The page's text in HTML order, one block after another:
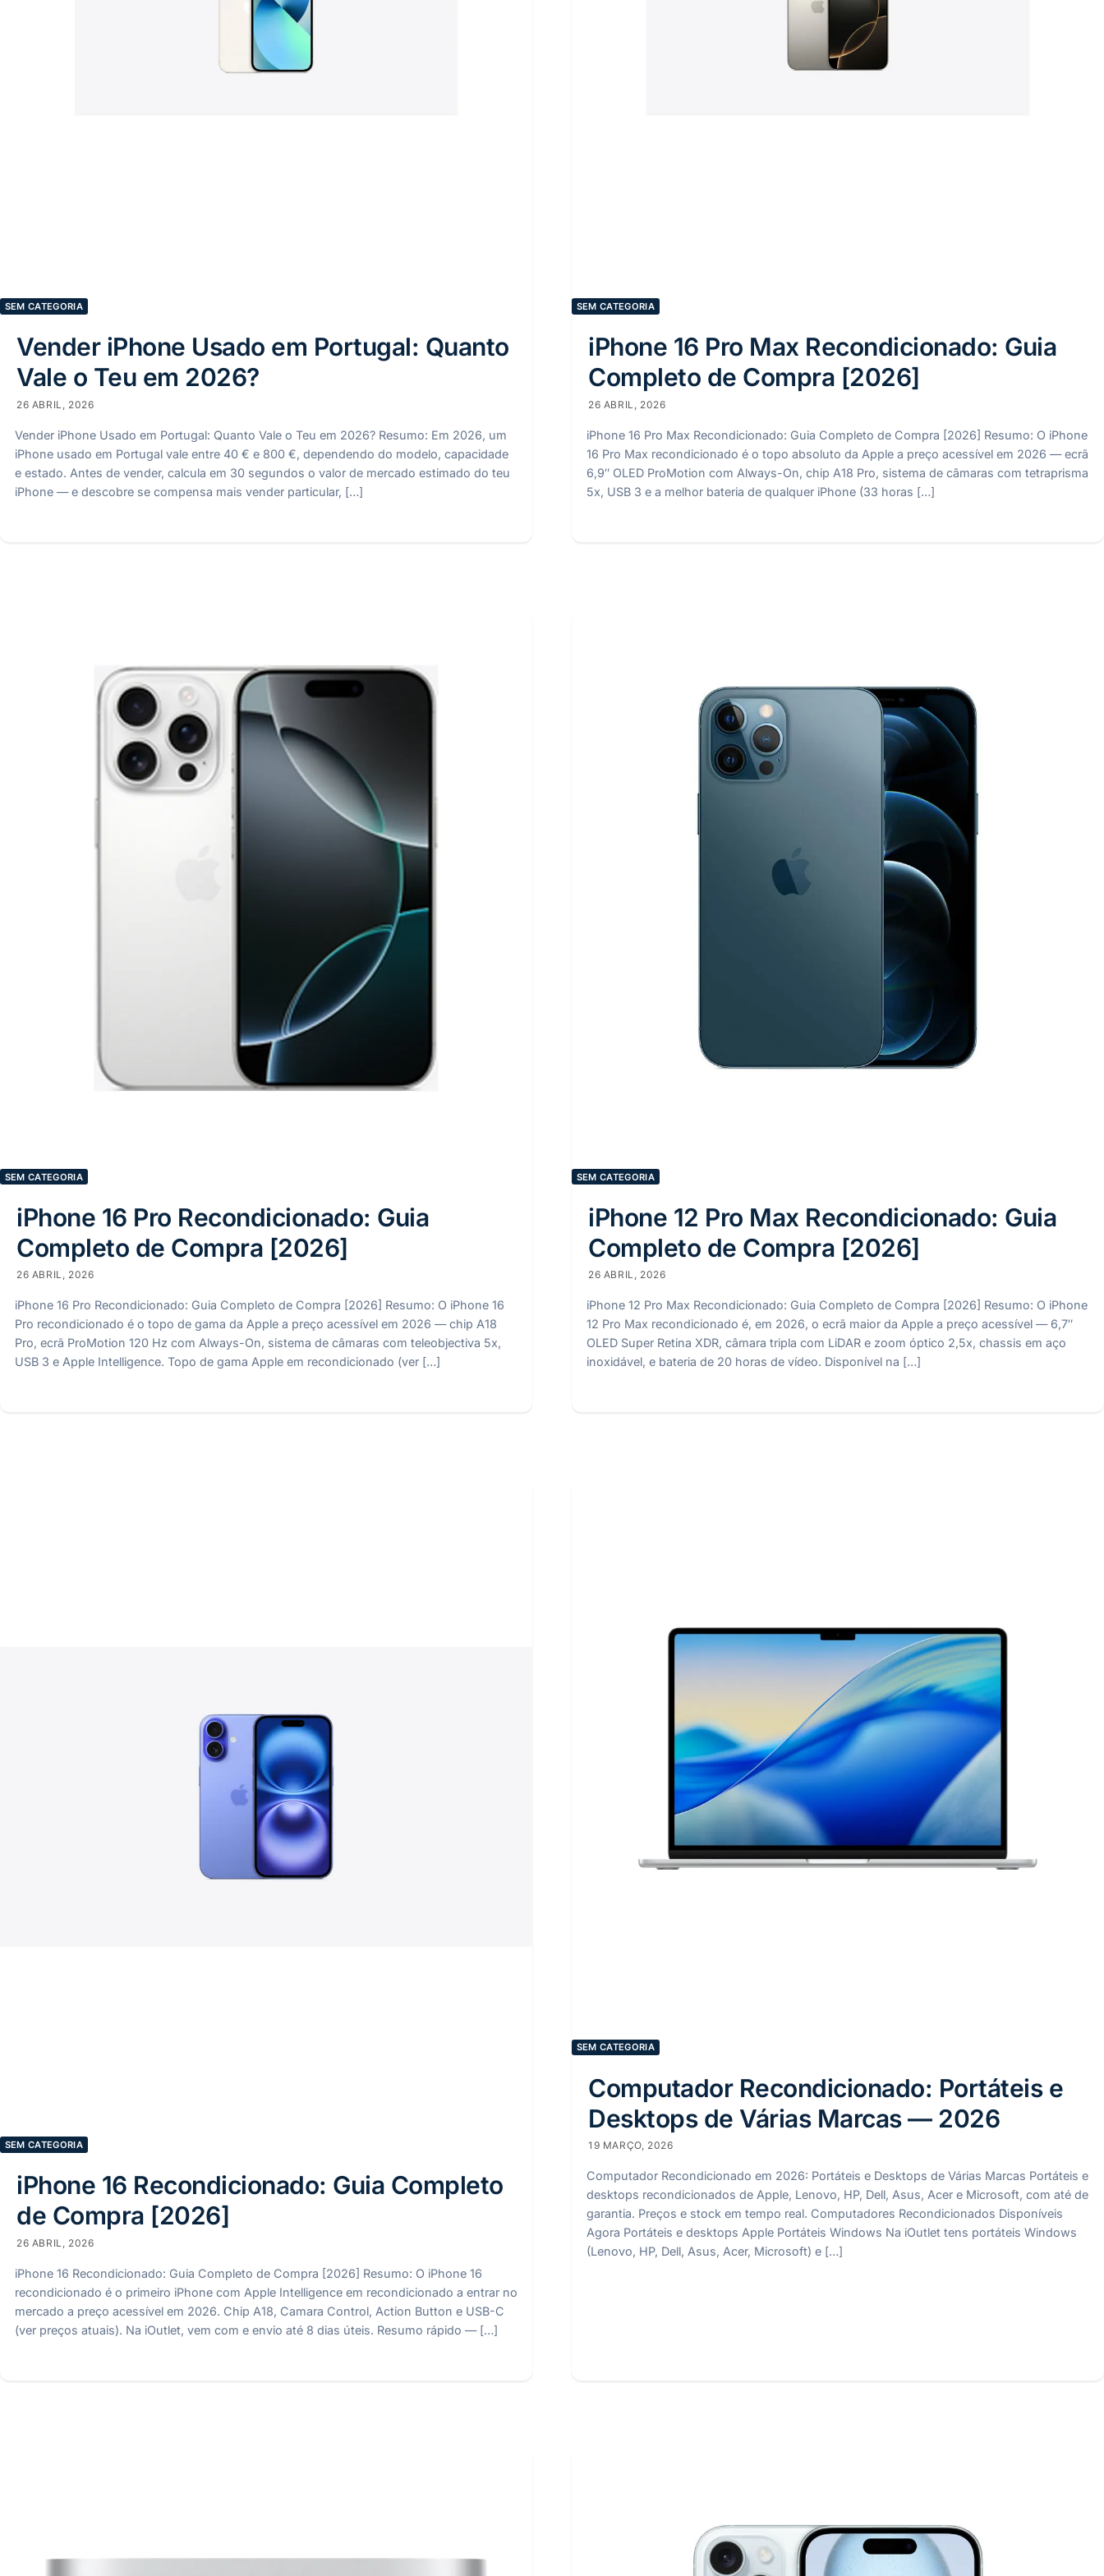
SEM CATEGORIA
Vender iPhone Usado em Portugal: Quanto
Vale o Teu em 2026?
26 ABRIL, 2026
Vender iPhone Usado em Portugal: Quanto Vale o Teu em 2026? Resumo: Em 2026, um
iPhone usado em Portugal vale entre 40 € e 800 €, dependendo do modelo, capacidade
e estado. Antes de vender, calcula em 30 segundos o valor de mercado estimado do teu
iPhone — e descobre se compensa mais vender particular, […]
SEM CATEGORIA
iPhone 16 Pro Max Recondicionado: Guia
Completo de Compra [2026]
26 ABRIL, 2026
iPhone 16 Pro Max Recondicionado: Guia Completo de Compra [2026] Resumo: O iPhone
16 Pro Max recondicionado é o topo absoluto da Apple a preço acessível em 2026 — ecrã
6,9″ OLED ProMotion com Always-On, chip A18 Pro, sistema de câmaras com tetraprisma
5x, USB 3 e a melhor bateria de qualquer iPhone (33 horas […]
SEM CATEGORIA
iPhone 16 Pro Recondicionado: Guia
Completo de Compra [2026]
26 ABRIL, 2026
iPhone 16 Pro Recondicionado: Guia Completo de Compra [2026] Resumo: O iPhone 16
Pro recondicionado é o topo de gama da Apple a preço acessível em 2026 — chip A18
Pro, ecrã ProMotion 120 Hz com Always-On, sistema de câmaras com teleobjectiva 5x,
USB 3 e Apple Intelligence. Topo de gama Apple em recondicionado (ver […]
SEM CATEGORIA
iPhone 12 Pro Max Recondicionado: Guia
Completo de Compra [2026]
26 ABRIL, 2026
iPhone 12 Pro Max Recondicionado: Guia Completo de Compra [2026] Resumo: O iPhone
12 Pro Max recondicionado é, em 2026, o ecrã maior da Apple a preço acessível — 6,7″
OLED Super Retina XDR, câmara tripla com LiDAR e zoom óptico 2,5x, chassis em aço
inoxidável, e bateria de 20 horas de vídeo. Disponível na […]
SEM CATEGORIA
iPhone 16 Recondicionado: Guia Completo
de Compra [2026]
26 ABRIL, 2026
iPhone 16 Recondicionado: Guia Completo de Compra [2026] Resumo: O iPhone 16
recondicionado é o primeiro iPhone com Apple Intelligence em recondicionado a entrar no
mercado a preço acessível em 2026. Chip A18, Camara Control, Action Button e USB-C
(ver preços atuais). Na iOutlet, vem com e envio até 8 dias úteis. Resumo rápido — […]
SEM CATEGORIA
Computador Recondicionado: Portáteis e
Desktops de Várias Marcas — 2026
19 MARÇO, 2026
Computador Recondicionado em 2026: Portáteis e Desktops de Várias Marcas Portáteis e
desktops recondicionados de Apple, Lenovo, HP, Dell, Asus, Acer e Microsoft, com até de
garantia. Preços e stock em tempo real. Computadores Recondicionados Disponíveis
Agora Portáteis e desktops Apple Portáteis Windows Na iOutlet tens portáteis Windows
(Lenovo, HP, Dell, Asus, Acer, Microsoft) e […]